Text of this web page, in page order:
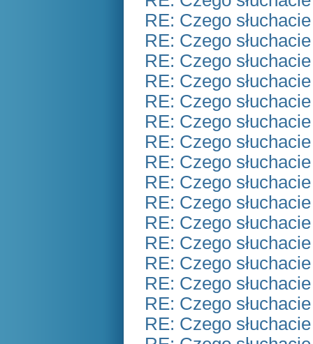
RE: Czego
RE: Czego
RE: Czego
RE: Czego
RE: Czego
RE: Czego
RE: Czego
RE: Czego
RE: Czego
RE: Czego
RE: Czego
RE: Czego
RE: Czego
RE: Czego
RE: Czego
RE: Czego